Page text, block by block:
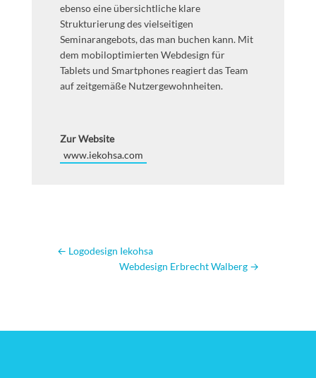
ebenso eine übersichtliche klare
Strukturierung des vielseitigen
Seminarangebots, das man buchen kann. Mit
dem mobiloptimierten Webdesign für
Tablets und Smartphones reagiert das Team
auf zeitgemäße Nutzergewohnheiten.
Zur Website
www.iekohsa.com
← Logodesign Iekohsa
Webdesign Erbrecht Walberg →